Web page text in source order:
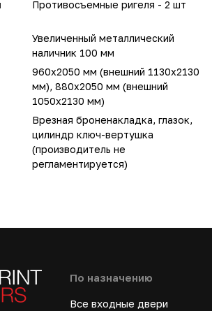
Противосъемные ригеля - 2 шт
Увеличенный металлический
наличник 100 мм
960х2050 мм (внешний 1130х2130
мм), 880х2050 мм (внешний
1050х2130 мм)
Врезная броненакладка, глазок,
цилиндр ключ-вертушка
(производитель не
регламентируется)
По назначению
Все входные двери